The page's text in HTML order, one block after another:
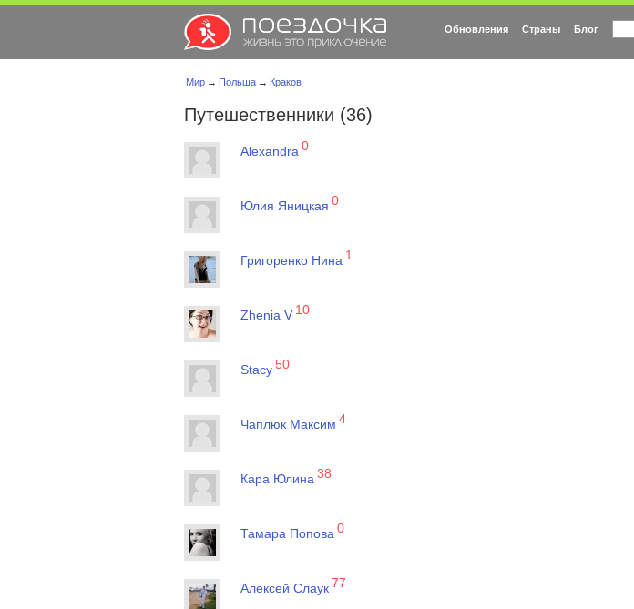
Обновления Страны Блог
Мир → Польша → Краков
Путешественники (36)
Alexandra 0
Юлия Яницкая 0
Григоренко Нина 1
Zhenia V 10
Stacy50
Чаплюк Максим 4
Кара Юлина 38
Тамара Попова 0
Алексей Слаук77